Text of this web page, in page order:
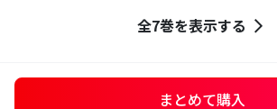
全7巻を表示する
まとめて購入